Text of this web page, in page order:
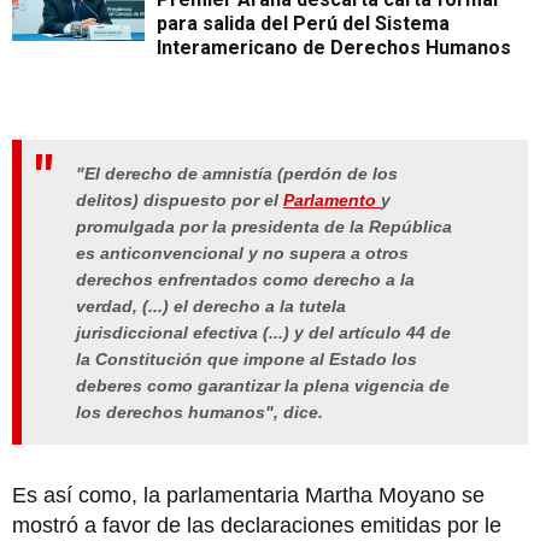
para salida del Perú del Sistema
Interamericano de Derechos Humanos
"El derecho de amnistía (perdón de los
delitos) dispuesto por el Parlamento y
promulgada por la presidenta de la República
es anticonvencional y no supera a otros
derechos enfrentados como derecho a la
verdad, (...) el derecho a la tutela
jurisdiccional efectiva (...) y del artículo 44 de
la Constitución que impone al Estado los
deberes como garantizar la plena vigencia de
los derechos humanos", dice.
Es así como, la parlamentaria Martha Moyano se
mostró a favor de las declaraciones emitidas por le